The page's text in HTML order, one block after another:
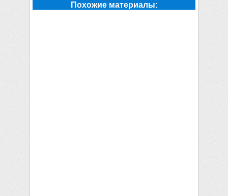
Похожие материалы: